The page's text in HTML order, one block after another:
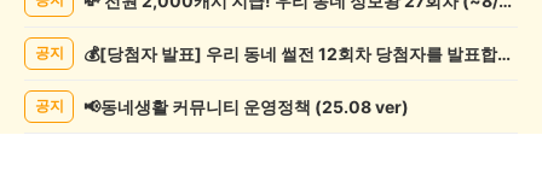
록
공지 💰[당첨자 발표] 우리 동네 썰전 12회차 당첨자를 발표합니다!
공지 📢동네생활 커뮤니티 운영정책 (25.08 ver)